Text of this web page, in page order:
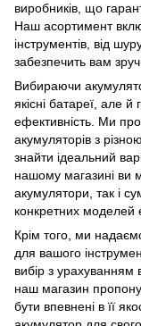
виробників, що
Наш асортимент
інструментів, від
забезпечить вам
Вибираючи
якісні батареї, але й
ефективність. Ми
акумуляторів з
знайти ідеальний
нашому магазині ви
акумулятори, так і
конкретних моделей
Крім того, ми
для вашого
вибір з
наш магазин
бути впевнені в її